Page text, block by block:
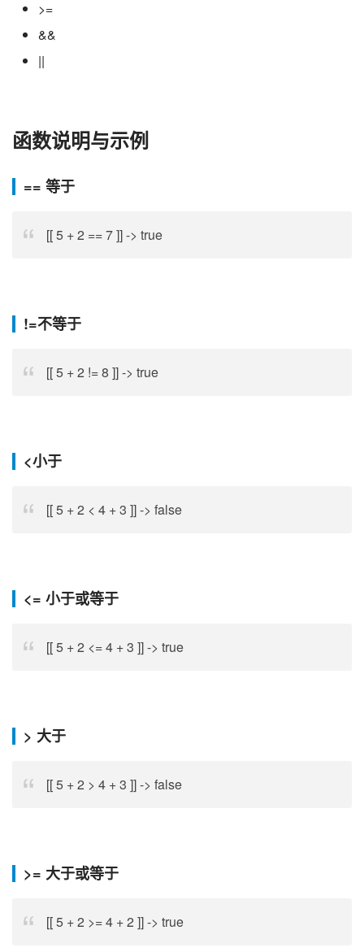
>=
&&
||
函数说明与示例
== 等于
[[ 5 + 2 == 7 ]] -> true
!=不等于
[[ 5 + 2 != 8 ]] -> true
<小于
[[ 5 + 2 < 4 + 3 ]] -> false
<= 小于或等于
[[ 5 + 2 <= 4 + 3 ]] -> true
> 大于
[[ 5 + 2 > 4 + 3 ]] -> false
>= 大于或等于
[[ 5 + 2 >= 4 + 2 ]] -> true